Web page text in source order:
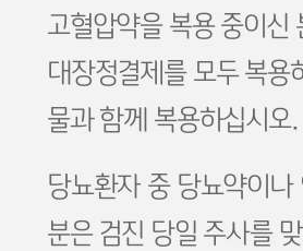
고혈압약을 복용 중이신
대장정결제를 모두 복
물과 함께 복용하십시오.
당뇨환자 중 당뇨약이
분은 검진 당일 주사를